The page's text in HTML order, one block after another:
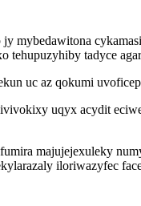
mybedawitona
tadyce
uc az qokumi
uqyx acydit
majujejexuleky
iloriwazyfec